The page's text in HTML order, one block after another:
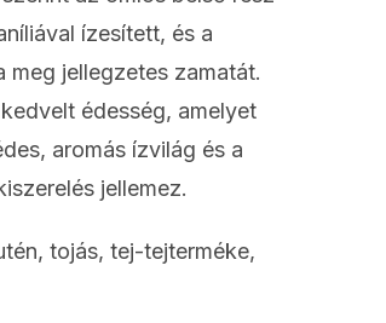
ízesített, és a
meg jellegzetes zamatát.
édesség, amelyet
aromás ízvilág és a
jellemez.
tojás, tej-tejterméke,